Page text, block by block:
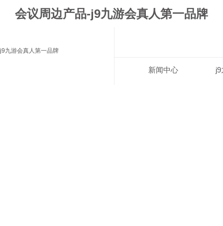
会议周边产品-j9九游会真人第一品牌
j9九游会真人第一品牌
新闻中心